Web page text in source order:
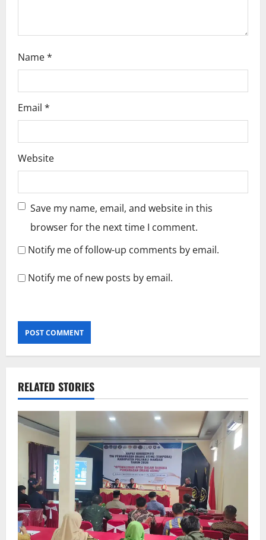
Name*
Email *
Website
Save my name, email, and website in this
browser for the next time I comment.
Notify me of follow-up comments by email.
Notify me of new posts by email.
RELATED STORIES